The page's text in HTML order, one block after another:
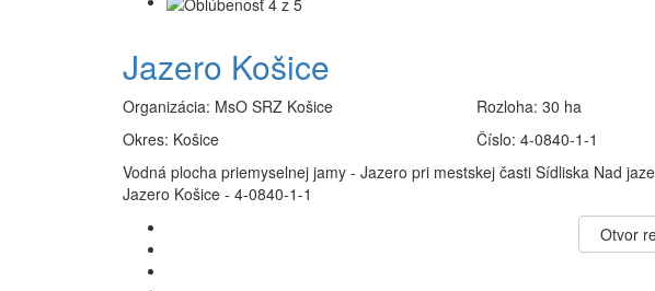
Jazero Košice
Organizácia: MsO SRZ Košice
Okres: Košice
Rozloha:30 ha
Číslo:4-0840-1-1
Vodná plocha priemyselnej jamy - Jazero pri mestskej časti Sídliska Nad
Jazero Košice - 4-0840-1-1
Otvor